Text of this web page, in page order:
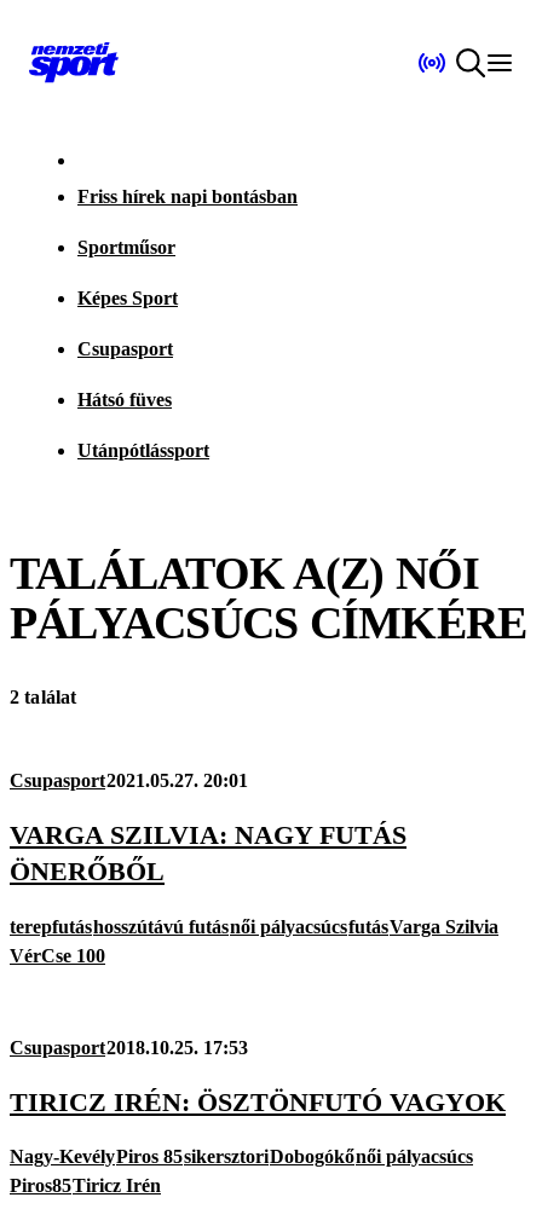
Friss hírek napi bontásban
Sportműsor
Képes Sport
Csupasport
Hátsó füves
Utánpótlássport
TALÁLATOK A(Z) NŐI
PÁLYACSÚCS CÍMKÉRE
2 találat
Csupasport2021.05.27. 20:01
VARGA SZILVIA: NAGY FUTÁS
ÖNERŐBŐL
terepfutáshosszútávú futásnői pályacsúcsfutásVarga Szilvia
VérCse 100
Csupasport2018.10.25. 17:53
TIRICZ IRÉN: ÖSZTÖNFUTÓ VAGYOK
Nagy-KevélyPiros 85sikersztoriDobogókőnői pályacsúcs
Piros85Tiricz Irén